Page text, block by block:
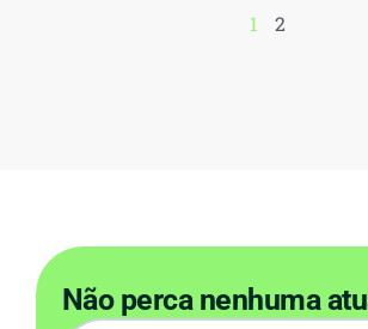
1 2
Não perca nenhuma